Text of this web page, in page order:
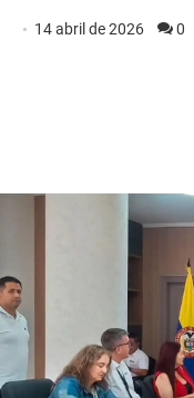
14 abril de 2026 0